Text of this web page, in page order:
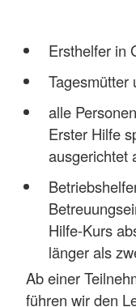
Ersthelfer in
Tagesmütter
alle
Erster Hilfe
ausgerichtet
Hilfe-Kurs
länger als
Ab einer
führen wir den